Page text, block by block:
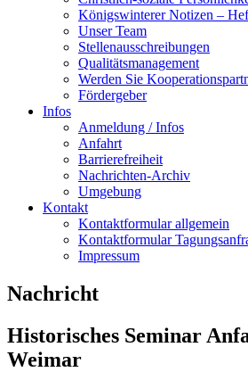
Königswinterer Notizen –
Unser Team
Stellenausschreibungen
Qualitätsmanagement
Werden Sie
Fördergeber
Infos
Anmeldung / Infos
Anfahrt
Barrierefreiheit
Nachrichten-Archiv
Umgebung
Kontakt
Kontaktformular allgemein
Kontaktformular
Impressum
Nachricht
Historisches Seminar
Weimar